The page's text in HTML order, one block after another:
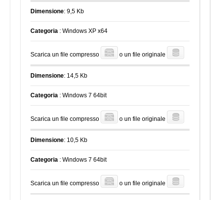
Dimensione: 9,5 Kb
Categoria : Windows XP x64
Scarica un file compresso o un file originale
Dimensione: 14,5 Kb
Categoria : Windows 7 64bit
Scarica un file compresso o un file originale
Dimensione: 10,5 Kb
Categoria : Windows 7 64bit
Scarica un file compresso o un file originale